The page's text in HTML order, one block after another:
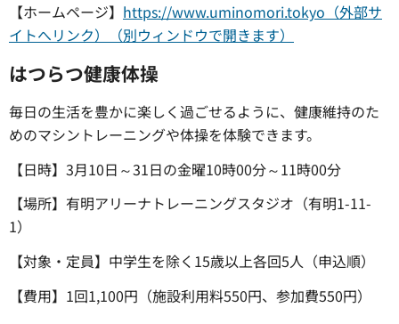
【ホームページ】 https://www.uminomori.tokyo（外部サ
イトへリンク）（別ウィンドウで開きます）
はつらつ健康体操
毎日の生活を豊かに楽しく過ごせるように、健康維持のた
めのマシントレーニングや体操を体験できます。
【日時】3月10日～31日の金曜10時00分～11時00分
【場所】有明アリーナトレーニングスタジオ（有明1-11-
1）
【対象・定員】中学生を除く15歳以上各回5人（申込順）
【費用】1回1,100円（施設利用料550円、参加費550円）